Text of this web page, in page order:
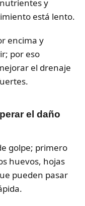
y
está lento.
encima y
por eso
el drenaje
el daño
golpe; primero
huevos, hojas
pueden pasar